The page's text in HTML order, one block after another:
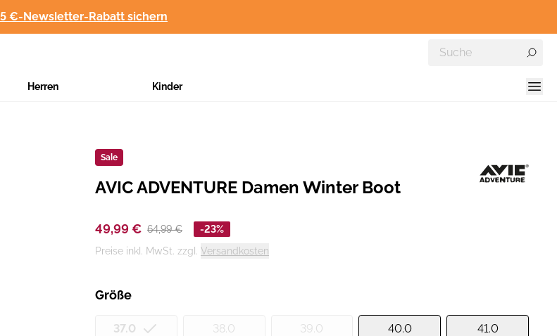
5 €-Newsletter-Rabatt sichern
Herren Kinder
Sale
Hersteller :
AVIC ADVENTURE Damen Winter Boot
49,99 € 64,99 €
-23%
Preise inkl. MwSt. zzgl. Versandkosten
Größe
37.0 38.0 39.0 40.0 41.0